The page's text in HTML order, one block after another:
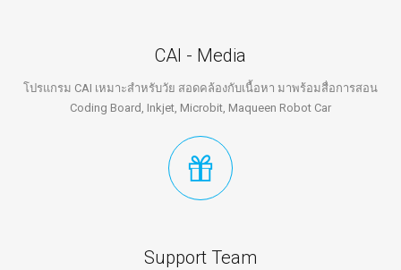
CAI - Media
โปรแกรม CAI เหมาะสำหรับวัย สอดคล้องกับเนื้อหา มาพร้อมสื่อการสอน
Coding Board, Inkjet, Microbit, Maqueen Robot Car
Support Team